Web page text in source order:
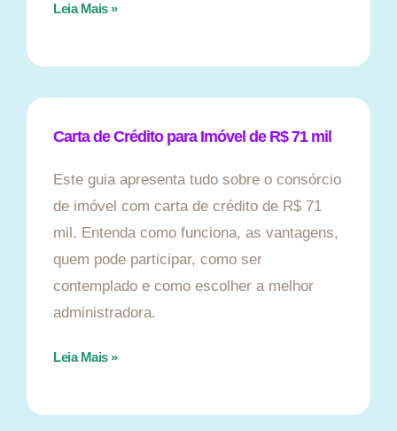
Leia Mais »
Carta de Crédito para Imóvel de R$ 71 mil
Este guia apresenta tudo sobre o consórcio
de imóvel com carta de crédito de R$ 71
mil. Entenda como funciona, as vantagens,
quem pode participar, como ser
contemplado e como escolher a melhor
administradora.
Leia Mais »